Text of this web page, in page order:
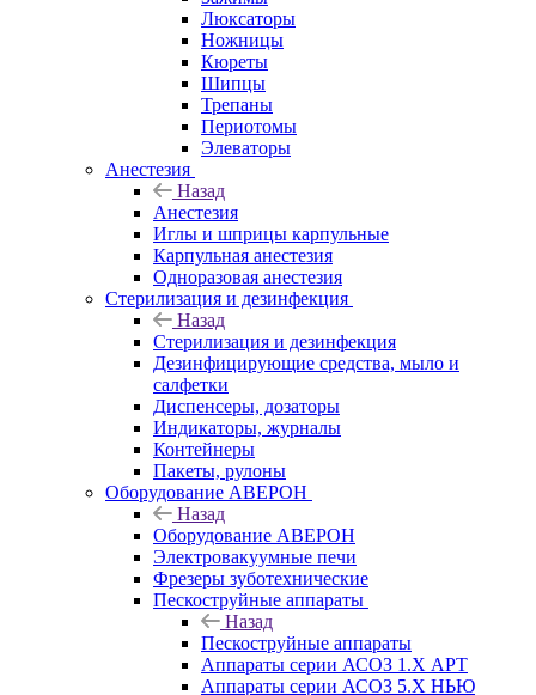
Люксаторы
Ножницы
Кюреты
Шипцы
Трепаны
Периотомы
Элеваторы
Анестезия
Назад
Анестезия
Иглы и шприцы карпульные
Карпульная анестезия
Одноразовая анестезия
Стерилизация и дезинфекция
Назад
Стерилизация и дезинфекция
Дезинфицирующие средства, мыло и
салфетки
Диспенсеры, дозаторы
Индикаторы, журналы
Контейнеры
Пакеты, рулоны
Оборудование АВЕРОН
Назад
Оборудование АВЕРОН
Электровакуумные печи
Фрезеры зуботехнические
Пескоструйные аппараты
Назад
Пескоструйные аппараты
Аппараты серии АСОЗ 1.Х АРТ
Аппараты серии АСОЗ 5.Х НЬЮ